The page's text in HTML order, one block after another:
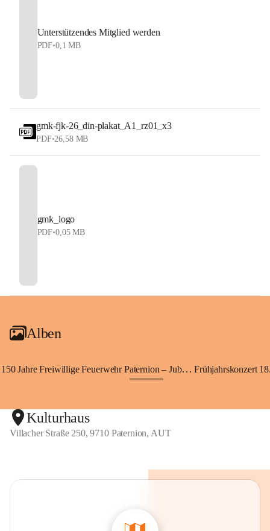
Unterstützendes Mitglied werden
PDF•0,1 MB
gmk-fjk-26_din-plakat_A1_rz01_x3
PDF•26,58 MB
gmk_logo
PDF•0,05 MB
Alben
150 Jahre Freiwillige Feuerwehr Paternion – Jubiläumsfest Frühjahrskonzert
Kulturhaus
Villacher Straße 250, 9710 Paternion, AUT